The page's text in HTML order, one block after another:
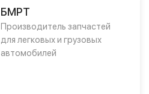
БМРТ
Производитель запчастей
для легковых и грузовых
автомобилей